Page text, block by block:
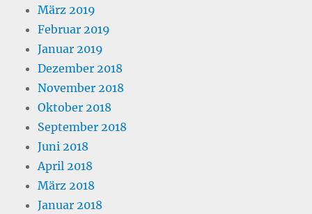
März 2019
Februar 2019
Januar 2019
Dezember 2018
November 2018
Oktober 2018
September 2018
Juni 2018
April 2018
März 2018
Januar 2018